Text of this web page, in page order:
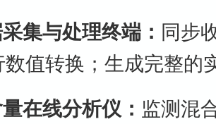
集与处理终端： 同步
值转换；生成完整的
在线分析仪： 监测混